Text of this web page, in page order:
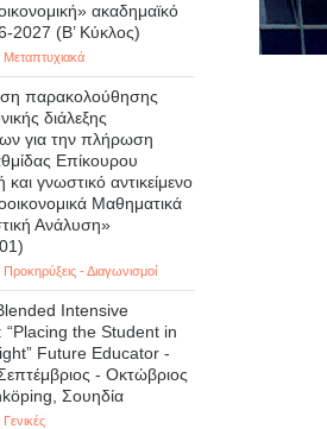
ακαδημαϊκό
2027 (B’ Kύκλος)
Μεταπτυχιακά
παρακολούθησης
διάλεξης
για την πλήρωση
Επίκουρου
γνωστικό αντικείμενο
Μαθηματικά
Ανάλυση»
Προκηρύξεις - Διαγωνισμοί
Intensive
“Placing the Student in
Future Educator -
- Οκτώβριος
Σουηδία
Γενικές